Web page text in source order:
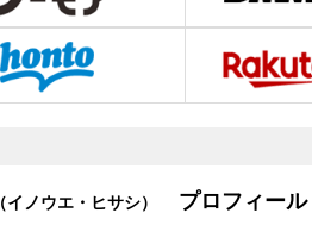
（イノウエ・ヒサシ） プロフィール